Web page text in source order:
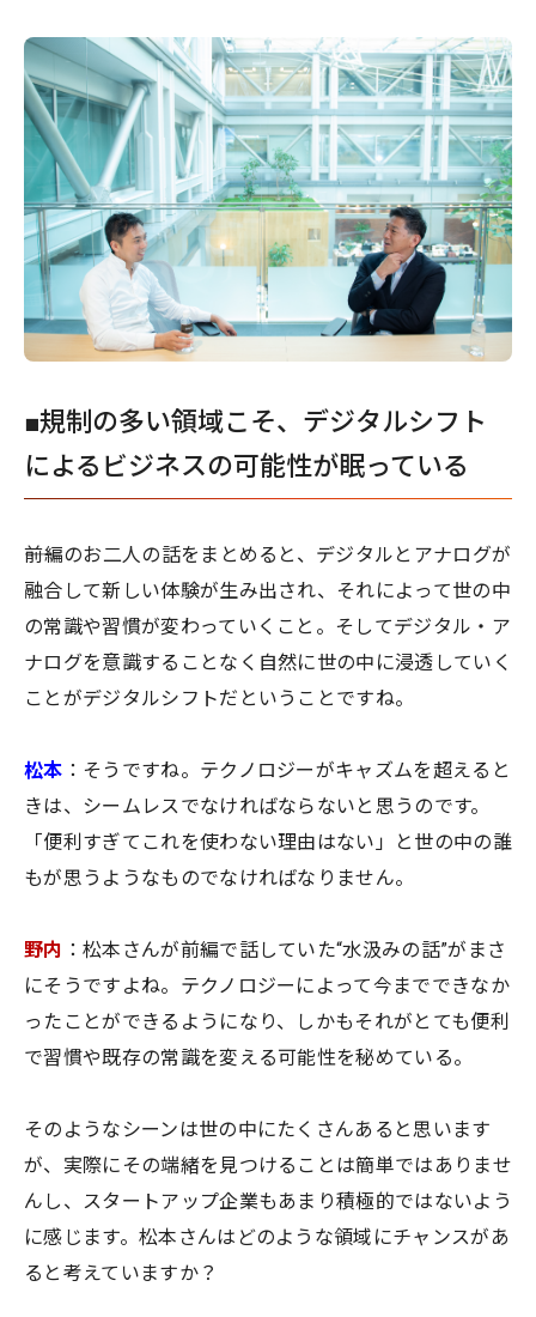
■規制の多い領域こそ、デジタルシフト
によるビジネスの可能性が眠っている
――前編のお二人の話をまとめると、デジタルとアナログが
融合して新しい体験が生み出され、それによって世の中
の常識や習慣が変わっていくこと。そしてデジタル・ア
ナログを意識することなく自然に世の中に浸透していく
ことがデジタルシフトだということですね。
松本 ：そうですね。テクノロジーがキャズムを超えると
きは、シームレスでなければならないと思うのです。
「便利すぎてこれを使わない理由はない」と世の中の誰
もが思うようなものでなければなりません。
野内 ：松本さんが前編で話していた“水汲みの話”がまさ
にそうですよね。テクノロジーによって今までできなか
ったことができるようになり、しかもそれがとても便利
で習慣や既存の常識を変える可能性を秘めている。
そのようなシーンは世の中にたくさんあると思います
が、実際にその端緒を見つけることは簡単ではありませ
んし、スタートアップ企業もあまり積極的ではないよう
に感じます。松本さんはどのような領域にチャンスがあ
ると考えていますか？